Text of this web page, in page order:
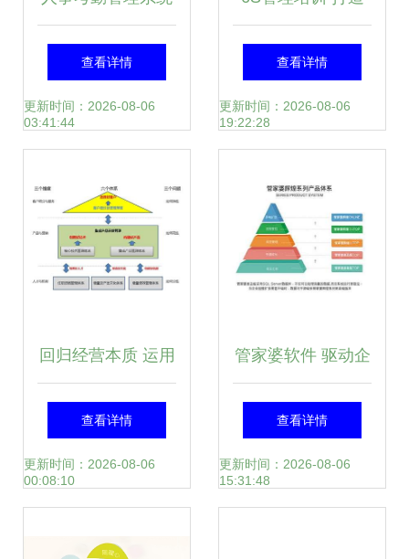
软件在企业工厂中
的核心作用
查看详情
更新时间：2026-08-06
03:41:44
高效、安全、整洁
的工作环境
查看详情
更新时间：2026-08-06
19:22:28
回归经营本质 运用
周辉三六三模型构
建面向市场与财务
查看详情
更新时间：2026-08-06
00:08:10
管家婆软件 驱动企
业管理的数字化变
革引擎
查看详情
更新时间：2026-08-06
15:31:48